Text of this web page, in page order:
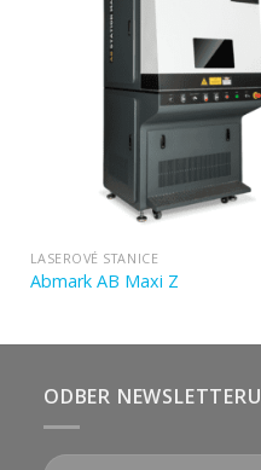
LASEROVÉ STANICE
Abmark AB Maxi Z
ODBER NEWSLETTERU